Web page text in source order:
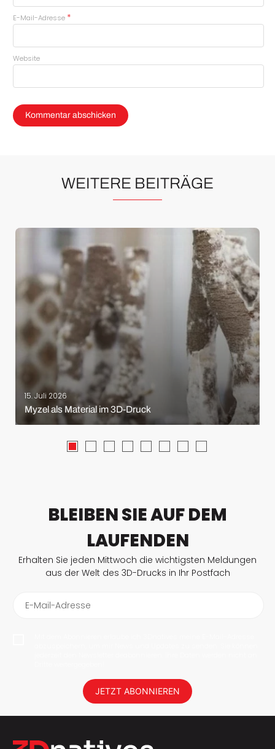
E-Mail-Adresse *
Website
WEITERE BEITRÄGE
15. Juli 2026
Myzel als Material im 3D-Druck
BLEIBEN SIE AUF DEM
LAUFENDEN
Erhalten Sie jeden Mittwoch die wichtigsten Meldungen
aus der Welt des 3D-Drucks in Ihr Postfach
E-Mail-Adresse
JETZT ABONNIEREN